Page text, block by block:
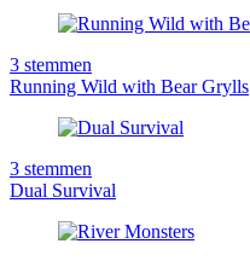
3 stemmen
Running Wild with Bear Grylls
3 stemmen
Dual Survival